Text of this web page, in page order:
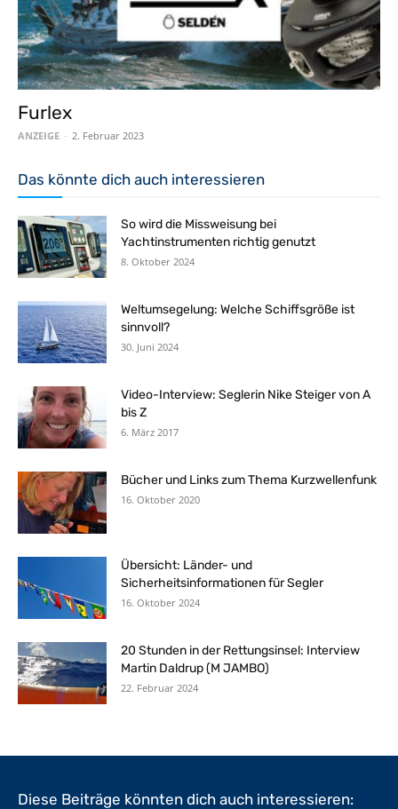
Furlex
ANZEIGE - 2. Februar 2023
Das könnte dich auch interessieren
So wird die Missweisung bei
Yachtinstrumenten richtig genutzt
8. Oktober 2024
Weltumsegelung: Welche Schiffsgröße ist
sinnvoll?
30. Juni 2024
Video-Interview: Seglerin Nike Steiger von A
bis Z
6. März 2017
Bücher und Links zum Thema Kurzwellenfunk
16. Oktober 2020
Übersicht: Länder- und
Sicherheitsinformationen für Segler
16. Oktober 2024
20 Stunden in der Rettungsinsel: Interview
Martin Daldrup (M JAMBO)
22. Februar 2024
Diese Beiträge könnten dich auch interessieren: